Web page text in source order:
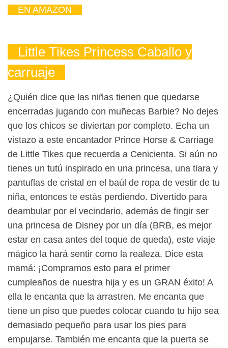
EN AMAZON
Little Tikes Princess Caballo y
carruaje
¿Quién dice que las niñas tienen que quedarse
encerradas jugando con muñecas Barbie? No dejes
que los chicos se diviertan por completo. Echa un
vistazo a este encantador Prince Horse & Carriage
de Little Tikes que recuerda a Cenicienta. Si aún no
tienes un tutú inspirado en una princesa, una tiara y
pantuflas de cristal en el baúl de ropa de vestir de tu
niña, entonces te estás perdiendo. Divertido para
deambular por el vecindario, además de fingir ser
una princesa de Disney por un día (BRB, es mejor
estar en casa antes del toque de queda), este viaje
mágico la hará sentir como la realeza. Dice esta
mamá: ¡Compramos esto para el primer
cumpleaños de nuestra hija y es un GRAN éxito! A
ella le encanta que la arrastren. Me encanta que
tiene un piso que puedes colocar cuando tu hijo sea
demasiado pequeño para usar los pies para
empujarse. También me encanta que la puerta se